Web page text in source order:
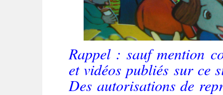
Rappel : sauf mention
et vidéos publiés sur ce
Des autorisations de